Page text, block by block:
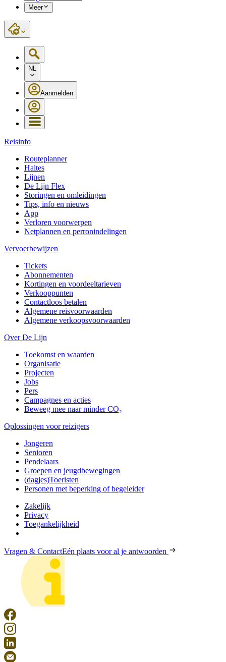
Meer
NL
Aanmelden
Reisinfo
Routeplanner
Haltes
Lijnen
De Lijn Flex
Storingen en omleidingen
Tips, info en nieuws
App
Verloren voorwerpen
Netplannen en perronindelingen
Vervoerbewijzen
Tickets
Abonnementen
Kortingen en voordeeltarieven
Verkooppunten
Contactloos betalen
Algemene reisvoorwaarden
Algemene verkoopsvoorwaarden
Over De Lijn
Toekomst en waarden
Organisatie
Projecten
Jobs
Pers
Campagnes en acties
Beweeg mee naar minder CO₂
Oplossingen voor reizigers
Jongeren
Senioren
Pendelaars
Groepen en jeugdbewegingen
(dagjes)Toeristen
Personen met beperking of begeleider
Zakelijk
Privacy
Toegankelijkheid
Vragen & ContactEén plaats voor al je antwoorden